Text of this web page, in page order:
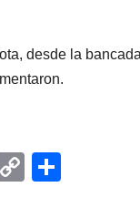
desde la
T
C